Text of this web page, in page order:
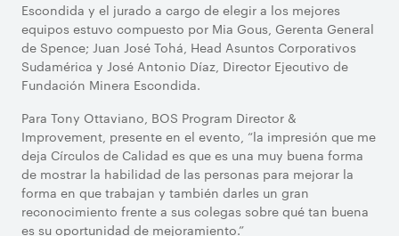
Escondida y el jurado a cargo de elegir a los mejores
equipos estuvo compuesto por Mia Gous, Gerenta General
de Spence; Juan José Tohá, Head Asuntos Corporativos
Sudamérica y José Antonio Díaz, Director Ejecutivo de
Fundación Minera Escondida.
Para Tony Ottaviano, BOS Program Director &
Improvement, presente en el evento, “la impresión que me
deja Círculos de Calidad es que es una muy buena forma
de mostrar la habilidad de las personas para mejorar la
forma en que trabajan y también darles un gran
reconocimiento frente a sus colegas sobre qué tan buena
es su oportunidad de mejoramiento.”